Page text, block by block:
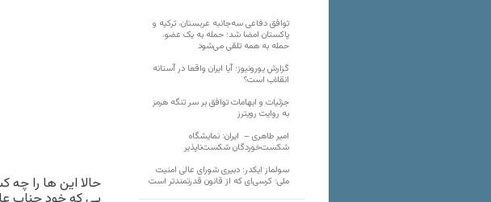
توافق دفاعی سه‌جانبه عربستان، ترکیه و
پاکستان امضا شد؛ حمله به یک عضو،
حمله به همه تلقی می‌شود
گزارش یورونیوز؛ آیا ایران واقعا در آستانه
انقلاب است؟
جزئیات و ابهامات توافق بر سر تنگه هرمز
به روایت رویترز
امیر طاهری – ایران: نمایشگاه
شکست‌خوردگان شکست‌ناپذیر
سولماز ایکدر: دبیری شورای عالی امنیت
ملی؛ کرسی‌ای که از قانون قدرتمندتر است